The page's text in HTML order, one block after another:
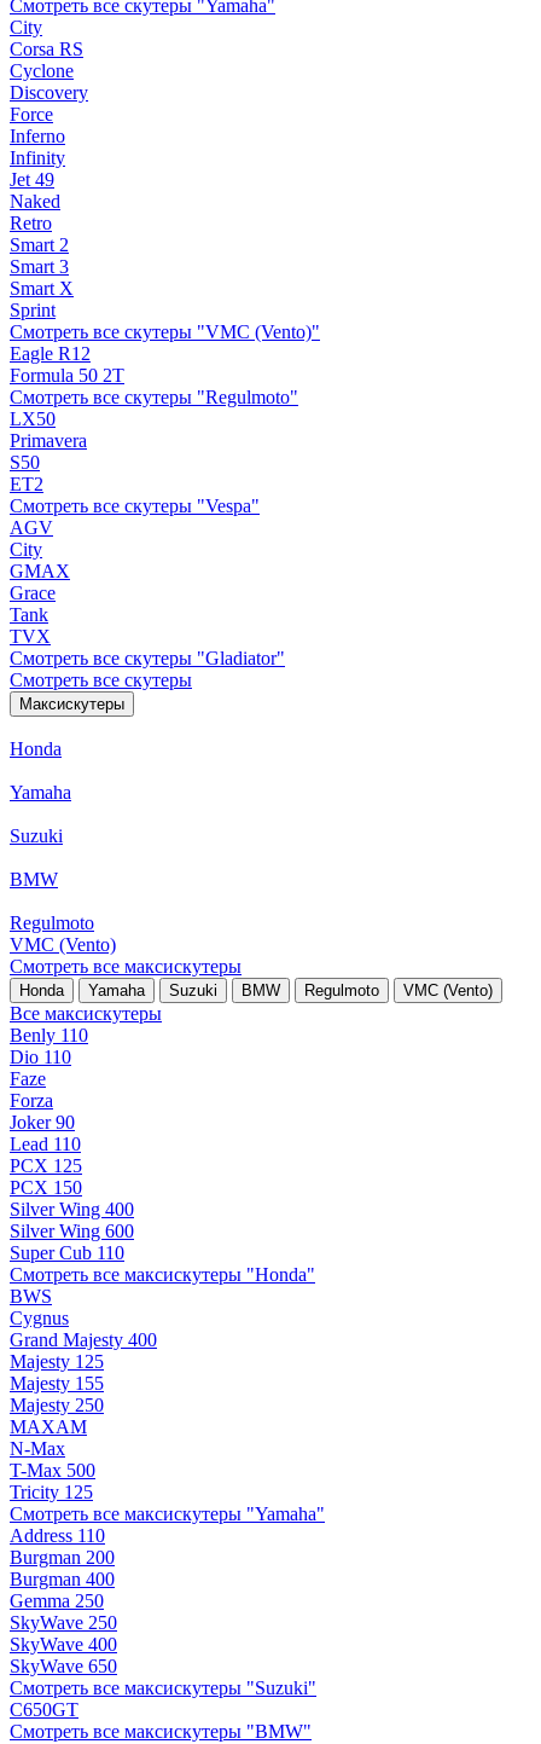
Смотреть все скутеры "Yamaha"
City
Corsa RS
Cyclone
Discovery
Force
Inferno
Infinity
Jet 49
Naked
Retro
Smart 2
Smart 3
Smart X
Sprint
Смотреть все скутеры "VMC (Vento)"
Eagle R12
Formula 50 2Т
Смотреть все скутеры "Regulmoto"
LX50
Primavera
S50
ET2
Смотреть все скутеры "Vespa"
AGV
City
GMAX
Grace
Tank
TVX
Смотреть все скутеры "Gladiator"
Смотреть все скутеры
Максискутеры
Honda
Yamaha
Suzuki
BMW
Regulmoto
VMC (Vento)
Смотреть все максискутеры
Honda Yamaha Suzuki BMW Regulmoto VMC (Vento)
Все максискутеры
Benly 110
Dio 110
Faze
Forza
Joker 90
Lead 110
PCX 125
PCX 150
Silver Wing 400
Silver Wing 600
Super Cub 110
Смотреть все максискутеры "Honda"
BWS
Cygnus
Grand Majesty 400
Majesty 125
Majesty 155
Majesty 250
MAXAM
N-Max
T-Max 500
Tricity 125
Смотреть все максискутеры "Yamaha"
Address 110
Burgman 200
Burgman 400
Gemma 250
SkyWave 250
SkyWave 400
SkyWave 650
Смотреть все максискутеры "Suzuki"
C650GT
Смотреть все максискутеры "BMW"